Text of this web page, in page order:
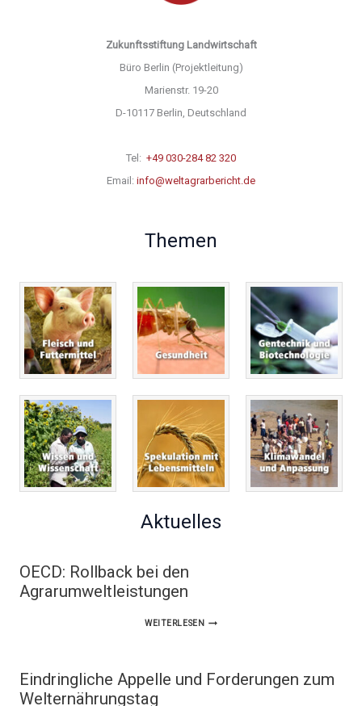
Zukunftsstiftung Landwirtschaft
Büro Berlin (Projektleitung)
Marienstr. 19-20
D-10117 Berlin, Deutschland
Tel: +49 030-284 82 320
Email: info@weltagrarbericht.de
Themen
Aktuelles
OECD: Rollback bei den
Agrarumweltleistungen
WEITERLESENOECD:
Eindringliche Appelle und Forderungen zum
Welternährungstag